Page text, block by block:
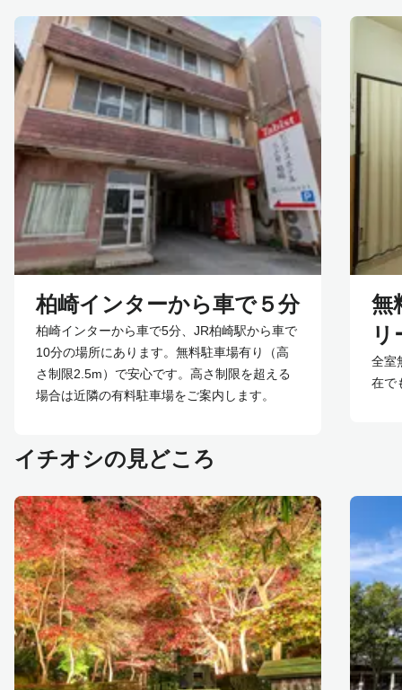
柏崎インターから車で５分
柏崎インターから車で5分、JR柏崎駅から車で
10分の場所にあります。無料駐車場有り（高
さ制限2.5m）で安心です。高さ制限を超える
場合は近隣の有料駐車場をご案内します。
無
リ
全室
在で
イチオシの見どころ